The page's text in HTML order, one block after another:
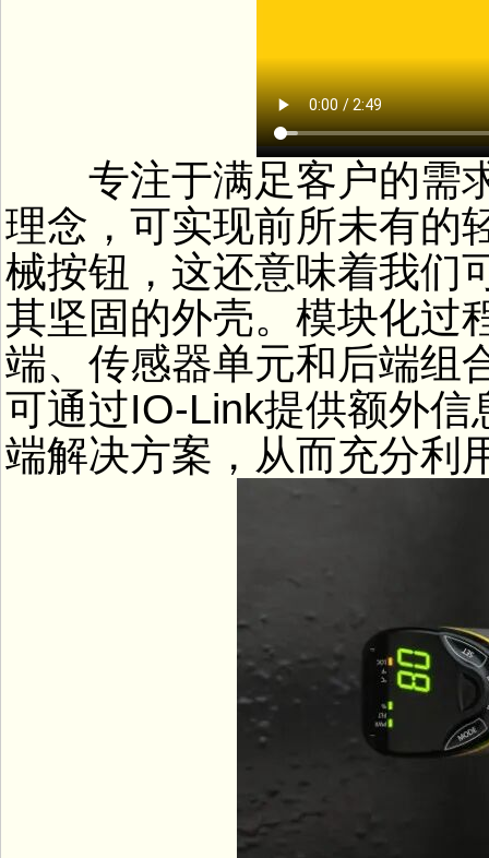
专注于满足客户的需求
理念，可实现前所未有的
械按钮，这还意味着我们
其坚固的外壳。模块化过
端、传感器单元和后端组
可通过IO-Link提供额外
端解决方案，从而充分利